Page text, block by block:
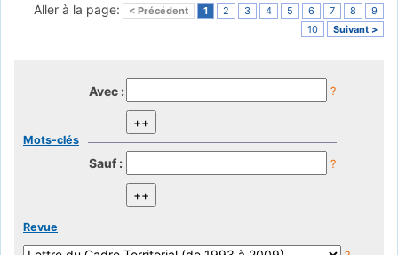
Aller à la page: < Précédent 1 2 3 4 5 6 7 8
9
10
Suivant >
Mots-clés
Avec : ?
Sauf : ?
Revue